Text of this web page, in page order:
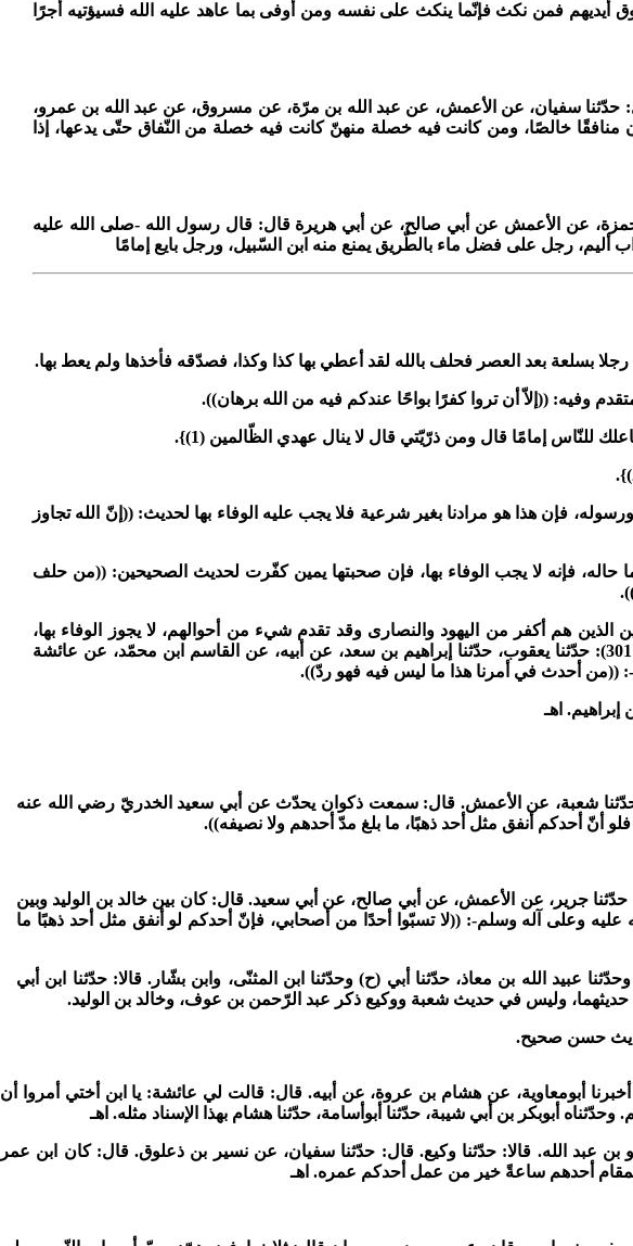
فوق أيديهم فمن نكث فإنّما ينكث على نفسه ومن أوفى بما عاهد عليه الله فسيؤتيه أجرًا
حدّثنا قبيصة بن عقبة. قال: حدّثنا سفيان، عن الأعمش، عن عبد الله بن مرّة، عن مسروق، عن عبد الله بن عمرو،
خالصًا، ومن كانت فيه خصلة منهنّ كانت فيه خصلة من النّفاق حتّى يدعها، إذا
ص201): حدّثنا عبدان، عن أبي حمزة، عن الأعمش عن أبي صالح، عن أبي هريرة قال: قال رسول الله -صلى الله عليه
أليم، رجل على فضل ماء بالطّريق يمنع منه ابن السّبيل، ورجل بايع إمامًا
رجلا بسلعة بعد العصر فحلف بالله لقد أعطي بها كذا وكذا، فصدّقه فأخذها ولم يعط بها.
وفيه: ((إلاّ أن تروا كفرًا بواحًا عندكم فيه من الله برهان)).
للنّاس إمامًا قال ومن ذرّيّتي قال لا ينال عهدي الظّالمين (1)}.
فإن هذا هو مرادنا بغير شرعية فلا يجب عليه الوفاء بها لحديث: ((إنّ الله تجاوز
حاله، فإنه لا يجب الوفاء بها، فإن صحبتها يمين كفّرت لحديث الصحيحين: ((من حلف
الذين هم أكفر من اليهود والنصارى وقد تقدم شيء من أحوالهم، لا يجوز الوفاء بها،
دليلنا على بطلان هذه البيعات مارواه البخاري في ((صحيحه)) (ج5 ص301): حدّثنا يعقوب، حدّثنا إبراهيم بن سعد، عن أبيه، عن القاسم ابن محمّد، عن عائشة
((من أحدث في أمرنا هذا ما ليس فيه فهو ردّ)).
اهـ
ص21): حدّثنا آدم بن أبي إياس، حدّثنا شعبة، عن الأعمش. قال: سمعت ذكوان يحدّث عن أبي سعيد الخدريّ رضي الله عنه
أنّ أحدكم أنفق مثل أحد ذهبًا، ما بلغ مدّ أحدهم ولا نصيفه)).
بن أبي شيبة، حدّثنا جرير، عن الأعمش، عن أبي صالح، عن أبي سعيد. قال: كان بين خالد بن الوليد وبين
وعلى آله وسلم-: ((لا تسبّوا أحدًا من أصحابي، فإنّ أحدكم لو أنفق مثل أحد ذهبًا ما
عبيد الله بن معاذ، حدّثنا أبي (ح) وحدّثنا ابن المثنّى، وابن بشّار. قالا: حدّثنا ابن أبي
وليس في حديث شعبة ووكيع ذكر عبد الرّحمن بن عوف، وخالد بن الوليد.
حدّثنا يحيى بن يحيى، أخبرنا أبومعاوية، عن هشام بن عروة، عن أبيه. قال: قالت لي عائشة: يا ابن أختي أمروا أن
أبوبكر بن أبي شيبة، حدّثنا أبوأسامة، حدّثنا هشام بهذا الإسناد مثله. اهـ
عبد الله. قالا: حدّثنا وكيع. قال: حدّثنا سفيان، عن نسير بن ذعلوق. قال: كان ابن عمر
أحدهم ساعةً خير من عمل أحدكم عمره. اهـ